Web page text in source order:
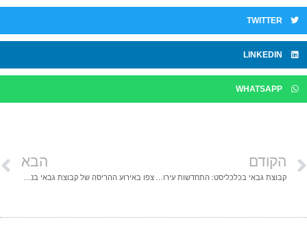
TWITTER
LINKEDIN
WHATSAPP
הקודם
קבוצת גבאי בכלכליסט: התחדשות עירונית בפתח תקווה וקריית אונו
הבא
צפו באירוע ההריסה של קבוצת גבאי בנתניה